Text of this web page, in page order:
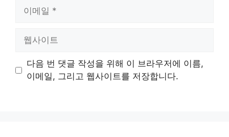
트
다음 번 댓글 작성을 위해 이 브라우저에 이름,
이메일, 그리고 웹사이트를 저장합니다.